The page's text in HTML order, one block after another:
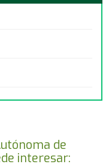
de
interesar: